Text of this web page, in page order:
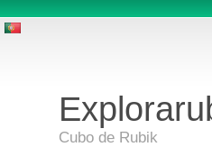
Cubo de Rubik